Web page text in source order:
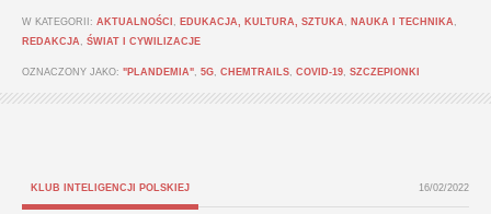
W KATEGORII: AKTUALNOŚCI EDUKACJA, KULTURA, SZTUKA NAUKA I TECHNIKA
REDAKCJA
ŚWIAT I CYWILIZACJE
OZNACZONY JAKO: "PLANDEMIA" 5G CHEMTRAILS COVID-19 SZCZEPIONKI
KLUB INTELIGENCJI POLSKIEJ 16/02/2022